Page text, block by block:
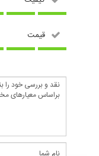
قیمت